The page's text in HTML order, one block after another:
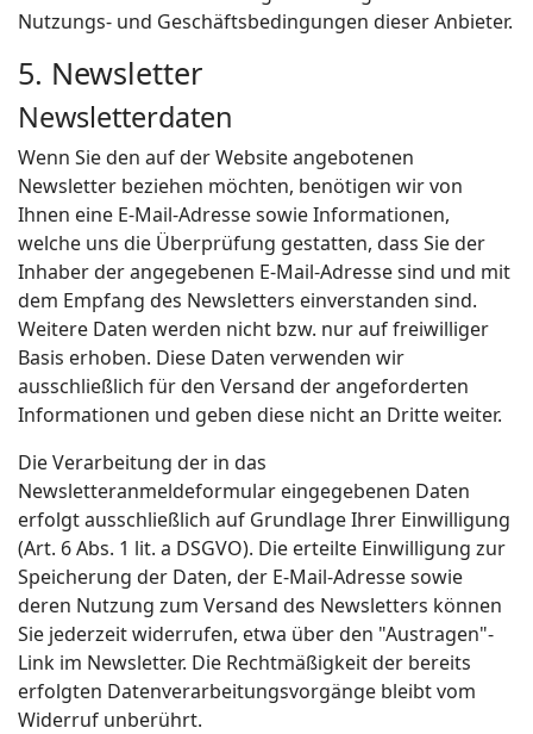
Nutzungs- und Geschäftsbedingungen dieser Anbieter.
5. Newsletter
Newsletterdaten
Wenn Sie den auf der Website angebotenen
Newsletter beziehen möchten, benötigen wir von
Ihnen eine E-Mail-Adresse sowie Informationen,
welche uns die Überprüfung gestatten, dass Sie der
Inhaber der angegebenen E-Mail-Adresse sind und mit
dem Empfang des Newsletters einverstanden sind.
Weitere Daten werden nicht bzw. nur auf freiwilliger
Basis erhoben. Diese Daten verwenden wir
ausschließlich für den Versand der angeforderten
Informationen und geben diese nicht an Dritte weiter.
Die Verarbeitung der in das
Newsletteranmeldeformular eingegebenen Daten
erfolgt ausschließlich auf Grundlage Ihrer Einwilligung
(Art. 6 Abs. 1 lit. a DSGVO). Die erteilte Einwilligung zur
Speicherung der Daten, der E-Mail-Adresse sowie
deren Nutzung zum Versand des Newsletters können
Sie jederzeit widerrufen, etwa über den "Austragen"-
Link im Newsletter. Die Rechtmäßigkeit der bereits
erfolgten Datenverarbeitungsvorgänge bleibt vom
Widerruf unberührt.